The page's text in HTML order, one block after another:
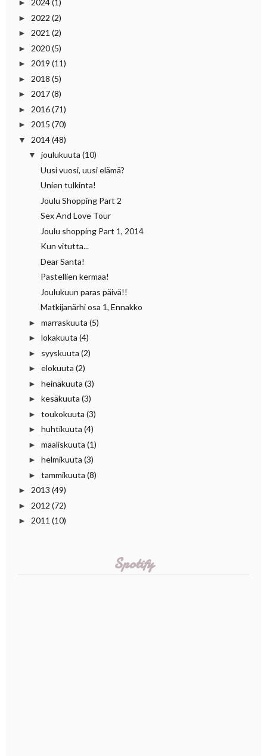
► 2024(1)
► 2022 (2)
► 2021 (2)
► 2020(5)
► 2019 (11)
► 2018 (5)
► 2017(8)
► 2016(71)
► 2015 (70)
▼ 2014(48)
▼ joulukuuta (10)
Uusi vuosi, uusi elämä?
Unien tulkinta!
Joulu Shopping Part 2
Sex And Love Tour
Joulu shopping Part 1, 2014
Kun vitutta...
Dear Santa!
Pastellien kermaa!
Joulukuun paras päivä!!
Matkijanärhi osa 1, Ennakko
► marraskuuta (5)
► lokakuuta (4)
► syyskuuta (2)
► elokuuta (2)
► heinäkuuta (3)
► kesäkuuta (3)
► toukokuuta (3)
► huhtikuuta (4)
► maaliskuuta (1)
► helmikuuta (3)
► tammikuuta (8)
► 2013 (49)
► 2012 (72)
► 2011 (10)
Spotify